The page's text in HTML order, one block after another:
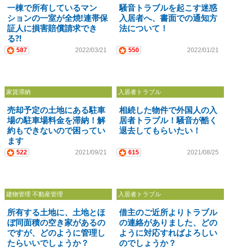
一棟で所有しているマン
ションの一室が全焼!連帯保
証人に損害賠償請求でき
る⁈
587 2022/03/21
騒音トラブルを起こす迷惑
入居者へ、書面での通知方
法について！
550 2022/01/21
家賃滞納
売却予定の土地にある駐車
場の駐車場料金を滞納！解
約もできないので困ってい
ます
522 2021/09/21
入居者トラブル
相続した物件で外国人の入
居者トラブル！騒音が酷く
退去してもらいたい！
615 2021/08/25
建物管理 不動産管理
所有する土地に、土地とほ
ぼ同面積の空き家があるの
ですが、どのように管理し
たらいいでしょうか？
入居者トラブル
借主のご近所よりトラブル
の連絡がありました、どの
ように対応すればよろしい
のでしょうか？